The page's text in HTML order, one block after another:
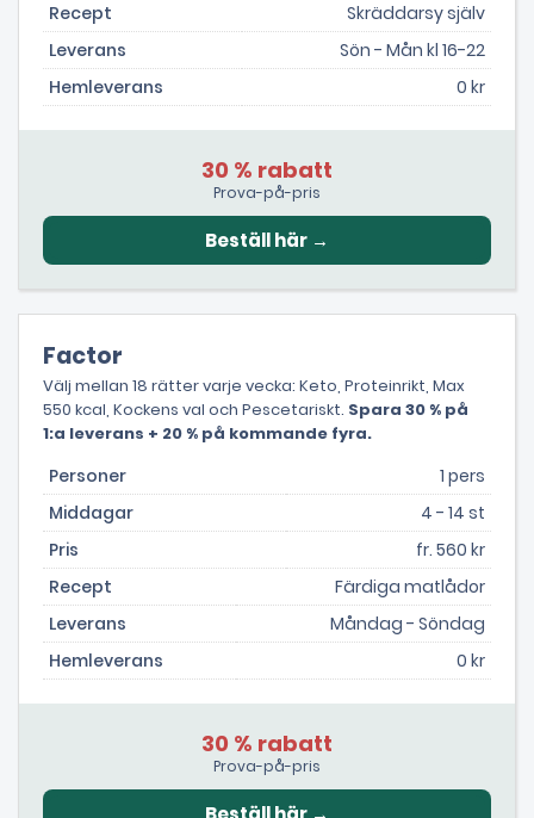
Recept
Skräddarsy själv
Leverans
Sön - Mån kl 16-22
Hemleverans
0 kr
30 % rabatt
Prova-på-pris
Factor
Välj mellan 18 rätter varje vecka: Keto, Proteinrikt, Max
550 kcal, Kockens val och Pescetariskt. Spara 30 % på
1:a leverans + 20 % på kommande fyra.
Personer
1 pers
Middagar
4 - 14 st
Pris
fr. 560 kr
Recept
Färdiga matlådor
Leverans
Måndag - Söndag
Hemleverans
0 kr
30 % rabatt
Prova-på-pris